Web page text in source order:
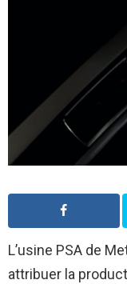
L’usine PSA de
attribuer la